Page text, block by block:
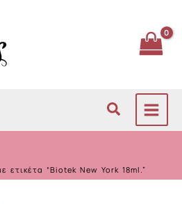
Αναζήτηση
ετικέτα “Biotek New York 18ml.”